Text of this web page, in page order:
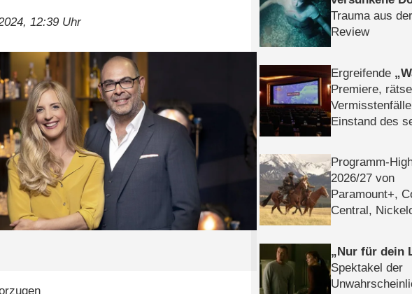
12:39 Uhr
Trauma aus
Review
Ergreifende
Premiere,
Einstand des
Programm-
2026/​27 von
Paramount+,
Central,
Nur für dein
Spektakel der